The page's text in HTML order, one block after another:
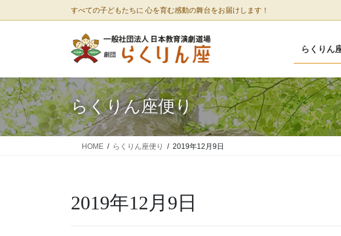
ン
に
移
動
ビ
ョ
ン
に
移
動
すべての子どもたちに 心を育む感動の舞台をお届けします！
らくりん
らくりん座便り
HOME らくりん座便り 2019年12月9日
2019年12月9日